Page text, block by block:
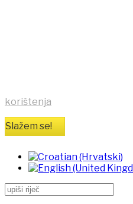
korištenja
Slažem se!